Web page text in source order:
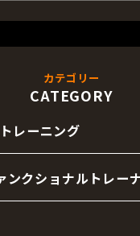
カテゴリー
CATEGORY
レーニング
ンクショナルトレー